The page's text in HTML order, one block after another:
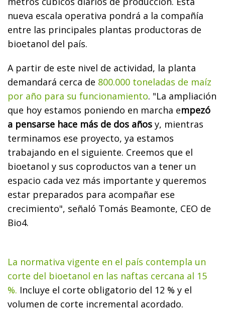
nueva escala operativa pondrá a la compañía
entre las principales plantas productoras de
bioetanol del país.
A partir de este nivel de actividad, la planta
demandará cerca de 800.000 toneladas de maíz
por año para su funcionamiento. "La ampliación
que hoy estamos poniendo en marcha empezó
a pensarse hace más de dos años y, mientras
terminamos ese proyecto, ya estamos
trabajando en el siguiente. Creemos que el
bioetanol y sus coproductos van a tener un
espacio cada vez más importante y queremos
estar preparados para acompañar ese
crecimiento", señaló Tomás Beamonte, CEO de
Bio4.
La normativa vigente en el país contempla un
corte del bioetanol en las naftas cercana al 15
%. Incluye el corte obligatorio del 12 % y el
volumen de corte incremental acordado.